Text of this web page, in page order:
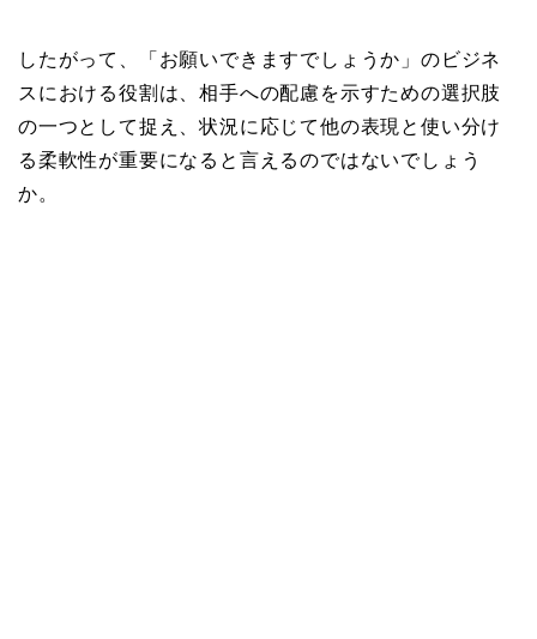
したがって、「お願いできますでしょうか」のビジネ
スにおける役割は、相手への配慮を示すための選択肢
の一つとして捉え、状況に応じて他の表現と使い分け
る柔軟性が重要になると言えるのではないでしょう
か。